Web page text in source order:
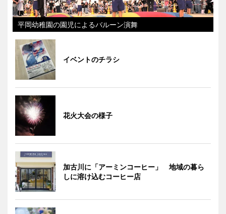
平岡幼稚園の園児によるバルーン演舞
イベントのチラシ
花火大会の様子
加古川に「アーミンコーヒー」 地域の暮ら
しに溶け込むコーヒー店